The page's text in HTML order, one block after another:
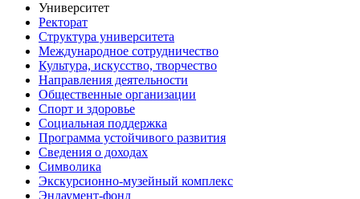
Университет
Ректорат
Структура университета
Международное сотрудничество
Культура, искусство, творчество
Направления деятельности
Общественные организации
Спорт и здоровье
Социальная поддержка
Программа устойчивого развития
Сведения о доходах
Символика
Экскурсионно-музейный комплекс
Эндаумент-фонд